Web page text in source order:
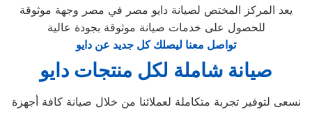
يعد المركز المختص لصيانة دايو مصر في مصر وجهة موثوقة
للحصول على خدمات صيانة موثوقة بجودة عالية
تواصل معنا ليصلك كل جديد عن دايو
صيانة شاملة لكل منتجات دايو
نسعى لتوفير تجربة متكاملة لعملائنا من خلال صيانة كافة أجهزة